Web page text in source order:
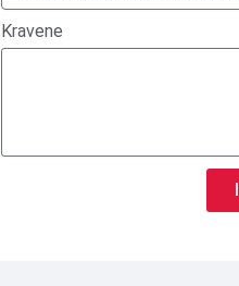
Kravene